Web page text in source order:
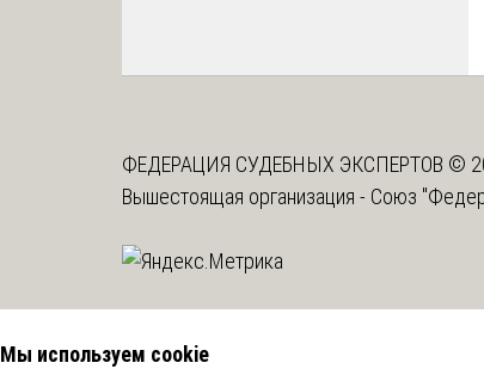
ФЕДЕРАЦИЯ СУДЕБНЫХ ЭКСПЕРТОВ ©
Вышестоящая организация - Союз
Мы используем cookie